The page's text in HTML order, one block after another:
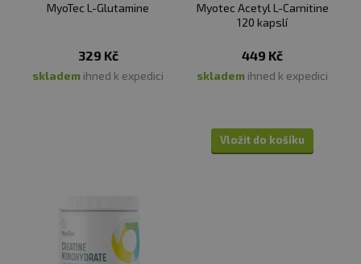
MyoTec L-Glutamine
329 Kč
skladem ihned k expedici
Myotec Acetyl L-Carnitine
120 kapslí
449 Kč
skladem ihned k expedici
Vložit do košíku